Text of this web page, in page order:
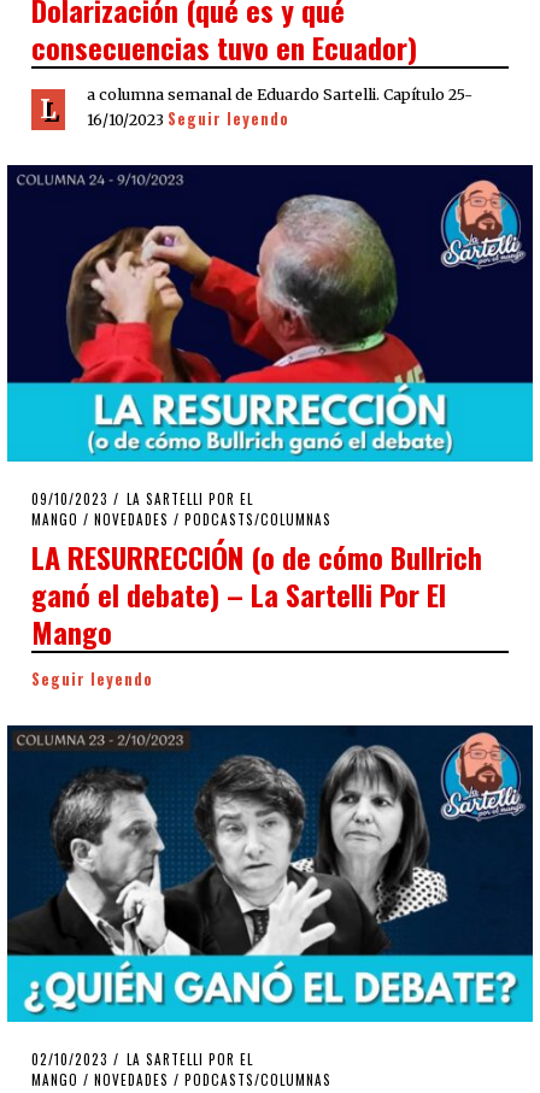
Dolarización (qué es y qué
consecuencias tuvo en Ecuador)
L
a columna semanal de Eduardo Sartelli. Capítulo 25-
16/10/2023 Seguir leyendo
POSTED
ON
09/10/2023 09/10/2023
LA SARTELLI POR EL
MANGO / NOVEDADES / PODCASTS/COLUMNAS
LA RESURRECCIÓN (o de cómo Bullrich
ganó el debate) – La Sartelli Por El
Mango
Seguir leyendo
POSTED
ON
02/10/2023 02/10/2023
LA SARTELLI POR EL
MANGO / NOVEDADES / PODCASTS/COLUMNAS